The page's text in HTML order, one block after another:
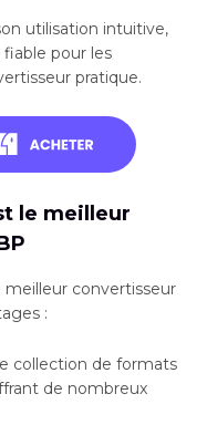
utilisation intuitive,
pour les
pratique.
le meilleur
convertisseur
:
collection de formats
de nombreux